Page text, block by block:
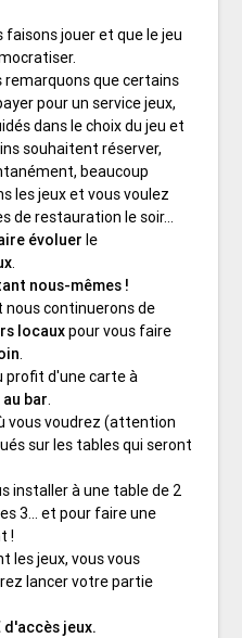
faisons jouer et que le jeu
remarquons que certains
pour un service jeux,
dans le choix du jeu et
souhaitent réserver,
beaucoup
les jeux et vous voulez
de restauration le soir...
évoluer le
.
nous-mêmes !
nous continuerons de
locauxpour vous faire
.
profit d'une carte à
au bar.
vous voudrez (attention
sur les tables qui seront
installer à une table de 2
3... et pour faire une
!
les jeux, vous vous
lancer votre partie
jeux.